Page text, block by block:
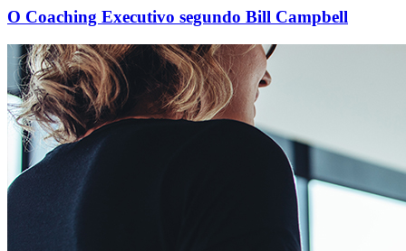
O Coaching Executivo segundo Bill Campbell